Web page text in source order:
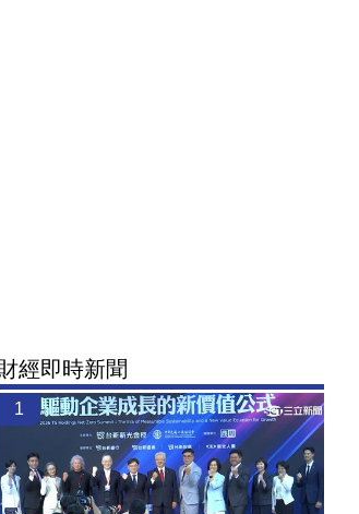
經即時新聞
1